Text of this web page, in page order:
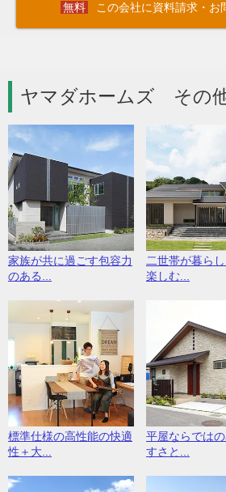
この会社に資料請求・お
ヤマダホームズ その
家族が共に過ごす包容力
のある...
二世帯が暮ら
楽しむ...
標準仕様の高性能の快適
性＋大...
平屋ならでは
すさと...